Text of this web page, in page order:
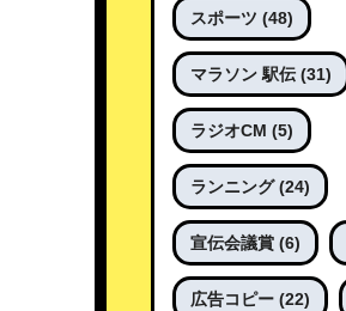
スポーツ (48)
マラソン 駅伝(31)
ラジオCM (5)
ランニング(24)
宣伝会議賞(6)
広告コピー(22)